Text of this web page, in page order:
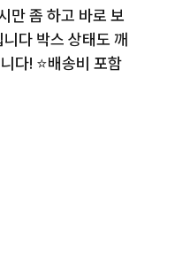
만 좀 하고 바로 보
다 박스 상태도 깨
다! ⭐️배송비 포함